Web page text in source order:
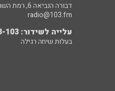
דבורה הנביאה 6, רמת השרון
radio@103.fm
עלייה לשידור: 0552-103-103
בעלות שיחה רגילה